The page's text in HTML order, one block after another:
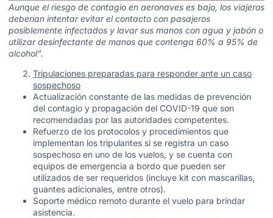
Aunque el riesgo de contagio en aeronaves es bajo, los viajeros
deberían intentar evitar el contacto con pasajeros
posiblemente infectados y lavar sus manos con agua y jabón o
utilizar desinfectante de manos que contenga 60% a 95% de
alcohol”.
Tripulaciones preparadas para responder ante un caso
sospechoso
Actualización constante de las medidas de prevención
del contagio y propagación del COVID-19 que son
recomendadas por las autoridades competentes.
Refuerzo de los protocolos y procedimientos que
implementan los tripulantes si se registra un caso
sospechoso en uno de los vuelos, y se cuenta con
equipos de emergencia a bordo que pueden ser
utilizados de ser requeridos (incluye kit con mascarillas,
guantes adicionales, entre otros).
Soporte médico remoto durante el vuelo para brindar
asistencia.